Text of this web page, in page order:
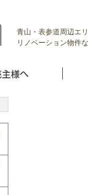
青山・表参道周辺エ
リノベーション物件